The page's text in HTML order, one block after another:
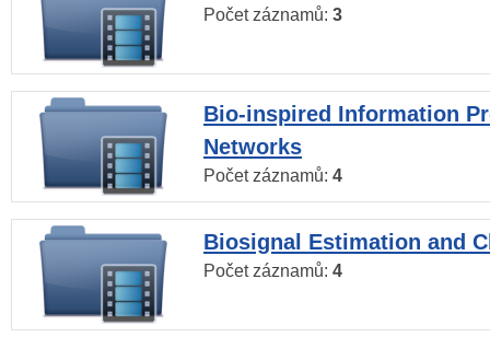
Počet záznamů: 3
Bio-inspired Information
Networks
Počet záznamů: 4
Biosignal Estimation and
Počet záznamů: 4